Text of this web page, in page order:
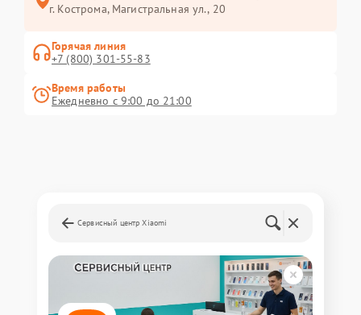
г. Кострома, Магистральная ул., 20
Горячая линия
+7 (800) 301-55-83
Время работы
Ежедневно с 9:00 до 21:00
Сервисный центр Xiaomi